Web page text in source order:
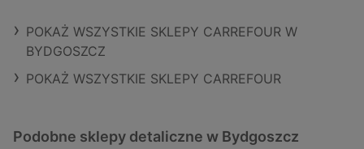
POKAŻ WSZYSTKIE SKLEPY CARREFOUR W
BYDGOSZCZ
POKAŻ WSZYSTKIE SKLEPY CARREFOUR
Podobne sklepy detaliczne w Bydgoszcz